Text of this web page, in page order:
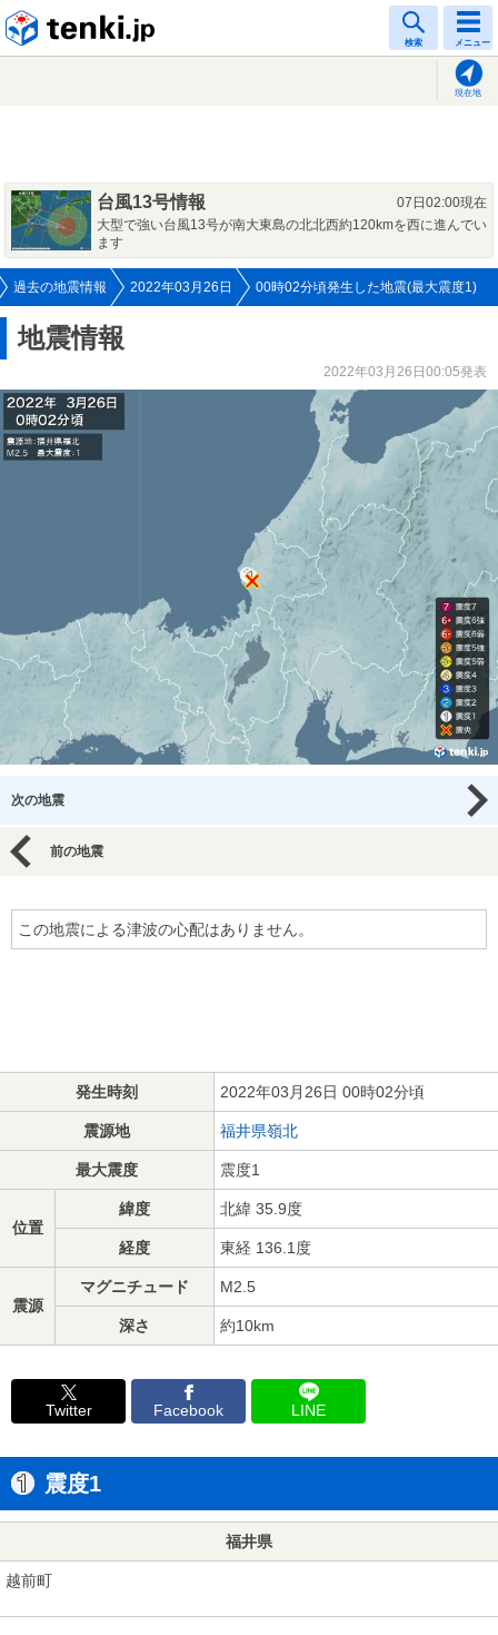
検索 メニュー
現在地
台風13号情報
07日02:00現在
大型で強い台風13号が南大東島の北北西約120kmを西に進んでい
ます
過去の地震情報 2022年03月26日 00時02分頃発生した地震(最大震度1)
地震情報
2022年03月26日00:05発表
次の地震
前の地震
この地震による津波の心配はありません。
発生時刻 2022年03月26日 00時02分頃
震源地 福井県嶺北
最大震度 震度1
位置
緯度 北緯 35.9度
経度 東経 136.1度
震源
マグニチュード M2.5
深さ 約10km
Twitter Facebook LINE
震度1
福井県
越前町